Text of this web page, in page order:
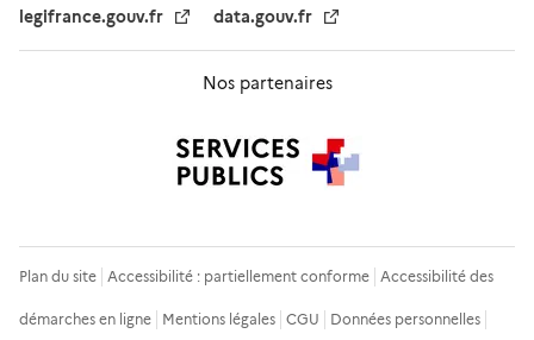
legifrance.gouv.fr data.gouv.fr
Nos partenaires
Plan du site Accessibilité : partiellement conforme Accessibilité des
démarches en ligne Mentions légales CGU Données personnelles